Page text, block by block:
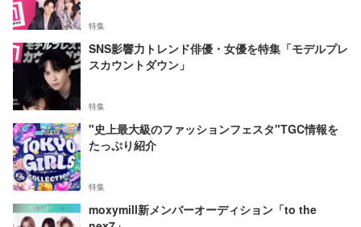
特集
SNS影響力トレンド俳優・女優を特集「モデルプレ
スカウントダウン」
特集
"史上最大級のファッションフェスタ"TGC情報を
たっぷり紹介
特集
moxymill新メンバーオーディション「to the